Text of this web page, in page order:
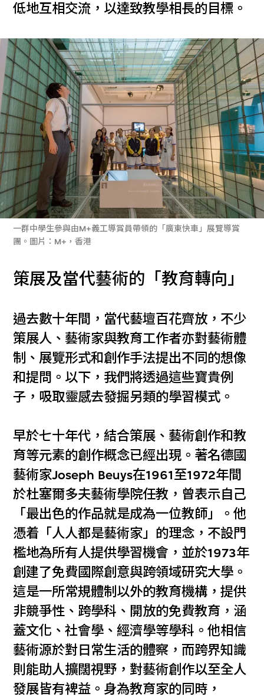
低地互相交流，以達致教學相長的目標。
一群中學生參與由M+義工導賞員帶領的「廣東快車」展覽導賞
團。圖片：M+，香港
策展及當代藝術的「教育轉向」
過去數十年間，當代藝壇百花齊放，不少
策展人、藝術家與教育工作者亦對藝術體
制、展覽形式和創作手法提出不同的想像
和提問。以下，我們將透過這些寶貴例
子，吸取靈感去發掘另類的學習模式。
早於七十年代，結合策展、藝術創作和教
育等元素的創作概念已經出現。著名德國
藝術家Joseph Beuys在1961至1972年間
於杜塞爾多夫藝術學院任教，曾表示自己
「最出色的作品就是成為一位教師」。他
憑着「人人都是藝術家」的理念，不設門
檻地為所有人提供學習機會，並於1973年
創建了免費國際創意與跨領域研究大學。
這是一所常規體制以外的教育機構，提供
非競爭性、跨學科、開放的免費教育，涵
蓋文化、社會學、經濟學等學科。他相信
藝術源於對日常生活的體察，而跨界知識
則能助人擴闊視野，對藝術創作以至全人
發展皆有裨益。身為教育家的同時，